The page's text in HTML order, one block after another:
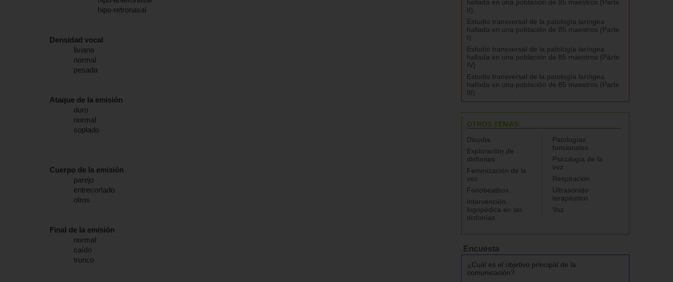
hipo-retronasal
Densidad vocal
liviana
normal
pesada
Ataque de la emisión
duro
normal
soplado
Cuerpo de la emisión
parejo
entrecortado
otros
Final de la emisión
normal
caído
trunco
hallada en una población de 85 maestros (Parte
II)
Estudio transversal de la patología laríngea
hallada en una población de 85 maestros (Parte
I)
Estudio transversal de la patología laríngea
hallada en una población de 85 maestros (Parte
IV)
Estudio transversal de la patología laríngea
hallada en una población de 85 maestros (Parte
III)
OTROS TEMAS
Disodia
Exploración de
disfonias
Feminización de la
voz
Fonobeatbox
Intervención
logopédica en las
disfonías
Patologías
funcionales
Psicología de la
voz
Respiración
Ultrasonido
terapéutico
Voz
Encuesta
¿Cuál es el objetivo principal de la
comunicación?